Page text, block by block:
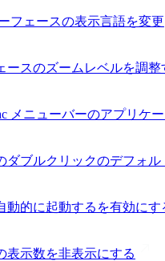
フェースの表示言語を変更
ースのズームレベルを調整
メニューバーのアプリケ
ダブルクリックのデフォル
動的に起動するを有効にす
表示数を非表示にする